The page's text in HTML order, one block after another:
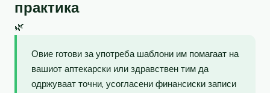
практика
🌿
Овие готови за употреба шаблони им помагаат на
вашиот аптекарски или здравствен тим да
одржуваат точни, усогласени финансиски записи